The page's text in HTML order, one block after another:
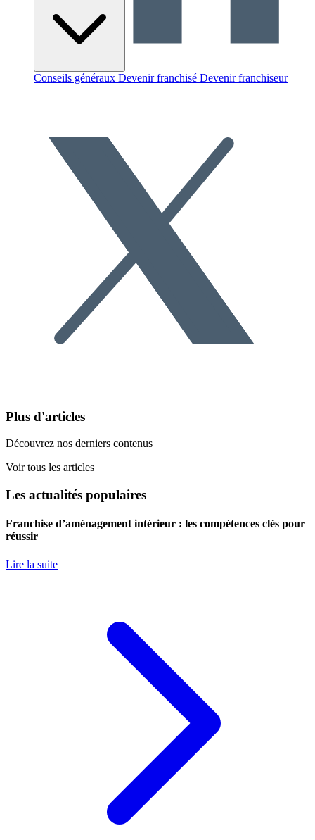
Conseils généraux Devenir franchisé Devenir franchiseur
Plus d'articles
Découvrez nos derniers contenus
Voir tous les articles
Les actualités populaires
Franchise d’aménagement intérieur : les compétences clés pour
réussir
Lire la suite